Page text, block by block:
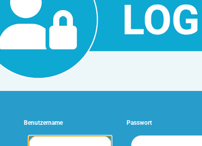
Benutzername Passwort